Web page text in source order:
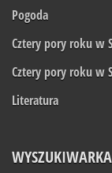
Pogoda
Cztery pory roku w
Cztery pory roku w
Literatura
WYSZUKIWARKA